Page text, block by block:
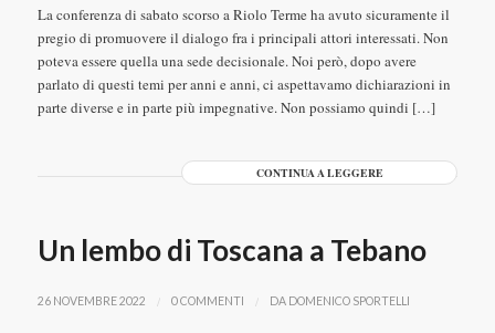
La conferenza di sabato scorso a Riolo Terme ha avuto sicuramente il
pregio di promuovere il dialogo fra i principali attori interessati. Non
poteva essere quella una sede decisionale. Noi però, dopo avere
parlato di questi temi per anni e anni, ci aspettavamo dichiarazioni in
parte diverse e in parte più impegnative. Non possiamo quindi […]
CONTINUA A LEGGERE
Un lembo di Toscana a Tebano
26 NOVEMBRE 2022 / 0 COMMENTI / DA DOMENICO SPORTELLI